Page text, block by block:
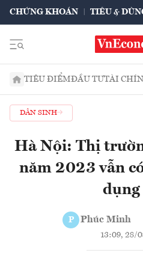
CHỨNG KHOÁN TIÊU &
TIÊU ĐIỂMĐẦU TƯTÀI
DÂN SINH
Hà Nội: Thị
năm 2023 vẫn
P Phúc Minh
13:09, 28/